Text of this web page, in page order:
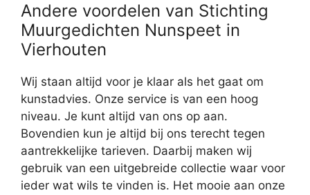
Andere voordelen van Stichting
Muurgedichten Nunspeet in
Vierhouten
Wij staan altijd voor je klaar als het gaat om
kunstadvies. Onze service is van een hoog
niveau. Je kunt altijd van ons op aan.
Bovendien kun je altijd bij ons terecht tegen
aantrekkelijke tarieven. Daarbij maken wij
gebruik van een uitgebreide collectie waar voor
ieder wat wils te vinden is. Het mooie aan onze